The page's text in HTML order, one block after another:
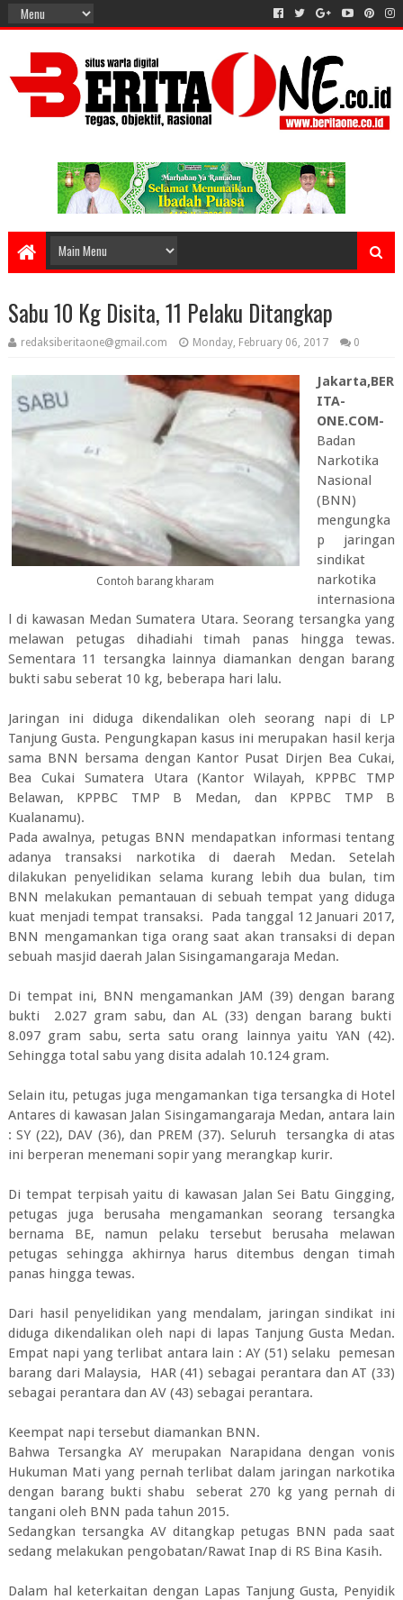
Sabu 10 Kg Disita, 11 Pelaku Ditangkap
redaksiberitaone@gmail.com Monday, February 06, 2017 0
Contoh barang kharam
Jakarta,BER
ITA-
ONE.COM-
Badan
Narkotika
Nasional
(BNN)
mengungka
p jaringan
sindikat
narkotika
internasiona
l di kawasan Medan Sumatera Utara. Seorang tersangka yang
melawan petugas dihadiahi timah panas hingga tewas.
Sementara 11 tersangka lainnya diamankan dengan barang
bukti sabu seberat 10 kg, beberapa hari lalu.
Jaringan ini diduga dikendalikan oleh seorang napi di LP
Tanjung Gusta. Pengungkapan kasus ini merupakan hasil kerja
sama BNN bersama dengan Kantor Pusat Dirjen Bea Cukai,
Bea Cukai Sumatera Utara (Kantor Wilayah, KPPBC TMP
Belawan, KPPBC TMP B Medan, dan KPPBC TMP B
Kualanamu).
Pada awalnya, petugas BNN mendapatkan informasi tentang
adanya transaksi narkotika di daerah Medan. Setelah
dilakukan penyelidikan selama kurang lebih dua bulan, tim
BNN melakukan pemantauan di sebuah tempat yang diduga
kuat menjadi tempat transaksi. Pada tanggal 12 Januari 2017,
BNN mengamankan tiga orang saat akan transaksi di depan
sebuah masjid daerah Jalan Sisingamangaraja Medan.
Di tempat ini, BNN mengamankan JAM (39) dengan barang
bukti 2.027 gram sabu, dan AL (33) dengan barang bukti
8.097 gram sabu, serta satu orang lainnya yaitu YAN (42).
Sehingga total sabu yang disita adalah 10.124 gram.
Selain itu, petugas juga mengamankan tiga tersangka di Hotel
Antares di kawasan Jalan Sisingamangaraja Medan, antara lain
: SY (22), DAV (36), dan PREM (37). Seluruh tersangka di atas
ini berperan menemani sopir yang merangkap kurir.
Di tempat terpisah yaitu di kawasan Jalan Sei Batu Gingging,
petugas juga berusaha mengamankan seorang tersangka
bernama BE, namun pelaku tersebut berusaha melawan
petugas sehingga akhirnya harus ditembus dengan timah
panas hingga tewas.
Dari hasil penyelidikan yang mendalam, jaringan sindikat ini
diduga dikendalikan oleh napi di lapas Tanjung Gusta Medan.
Empat napi yang terlibat antara lain : AY (51) selaku pemesan
barang dari Malaysia, HAR (41) sebagai perantara dan AT (33)
sebagai perantara dan AV (43) sebagai perantara.
Keempat napi tersebut diamankan BNN.
Bahwa Tersangka AY merupakan Narapidana dengan vonis
Hukuman Mati yang pernah terlibat dalam jaringan narkotika
dengan barang bukti shabu seberat 270 kg yang pernah di
tangani oleh BNN pada tahun 2015.
Sedangkan tersangka AV ditangkap petugas BNN pada saat
sedang melakukan pengobatan/Rawat Inap di RS Bina Kasih.
Dalam hal keterkaitan dengan Lapas Tanjung Gusta, Penyidik